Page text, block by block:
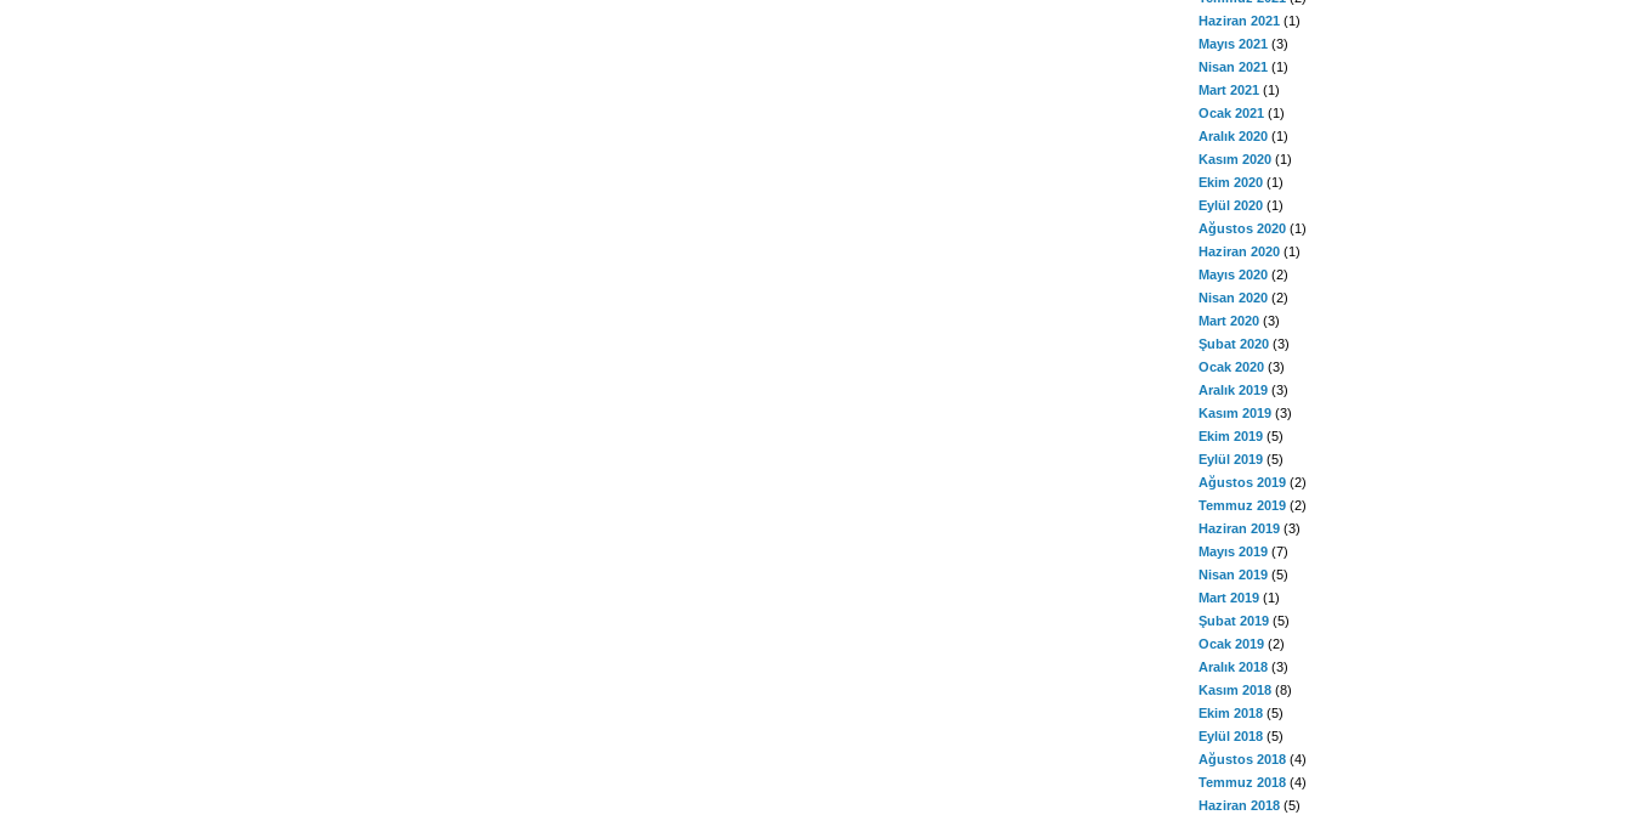
Haziran 2021 (1)
Mayıs 2021 (3)
Nisan 2021 (1)
Mart 2021 (1)
Ocak 2021 (1)
Aralık 2020 (1)
Kasım 2020 (1)
Ekim 2020 (1)
Eylül 2020 (1)
Ağustos 2020 (1)
Haziran 2020 (1)
Mayıs 2020 (2)
Nisan 2020 (2)
Mart 2020 (3)
Şubat 2020 (3)
Ocak 2020 (3)
Aralık 2019 (3)
Kasım 2019 (3)
Ekim 2019 (5)
Eylül 2019 (5)
Ağustos 2019 (2)
Temmuz 2019 (2)
Haziran 2019 (3)
Mayıs 2019 (7)
Nisan 2019 (5)
Mart 2019 (1)
Şubat 2019 (5)
Ocak 2019 (2)
Aralık 2018 (3)
Kasım 2018 (8)
Ekim 2018 (5)
Eylül 2018 (5)
Ağustos 2018 (4)
Temmuz 2018 (4)
Haziran 2018 (5)